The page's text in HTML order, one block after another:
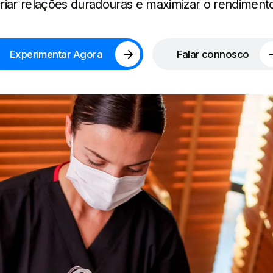
relações duradouras e maximizar o
Experimentar Agora Falar connosco